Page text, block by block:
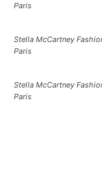
Paris
Stella McCartney
Paris
Stella McCartney
Paris